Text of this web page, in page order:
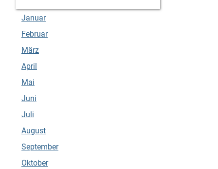
Januar
Februar
März
April
Mai
Juni
Juli
August
September
Oktober